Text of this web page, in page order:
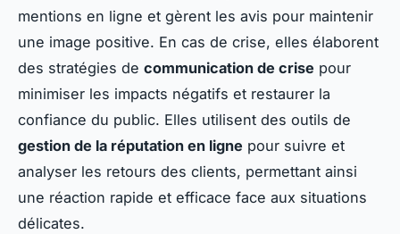
mentions en ligne et gèrent les avis pour maintenir
une image positive. En cas de crise, elles élaborent
des stratégies de communication de crise pour
minimiser les impacts négatifs et restaurer la
confiance du public. Elles utilisent des outils de
gestion de la réputation en ligne pour suivre et
analyser les retours des clients, permettant ainsi
une réaction rapide et efficace face aux situations
délicates.